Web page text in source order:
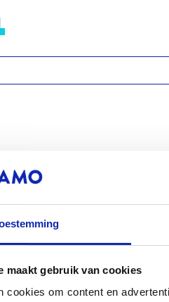
maakt gebruik van cookies
cookies om content en
op Linux met behulp van de
op Debian
SETUP